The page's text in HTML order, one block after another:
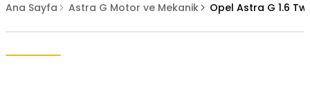
Ana Sayfa Astra G Motor ve Mekanik Opel Astra G 1.6